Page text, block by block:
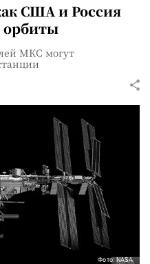
США и Россия
орбиты
МКС могут
Фото: NASA